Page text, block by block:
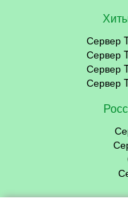
Сервер
Сервер
Сервер
Сервер